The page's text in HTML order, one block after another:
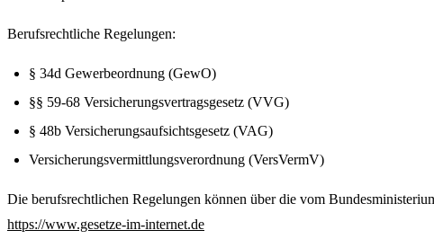
Berufsrechtliche Regelungen:
§ 34d Gewerbeordnung (GewO)
§§ 59-68 Versicherungsvertragsgesetz (VVG)
§ 48b Versicherungsaufsichtsgesetz (VAG)
Versicherungsvermittlungsverordnung (VersVermV)
Die berufsrechtlichen Regelungen können über die vom
https://www.gesetze-im-internet.de